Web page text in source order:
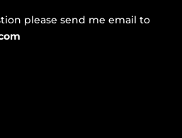
please send me email to